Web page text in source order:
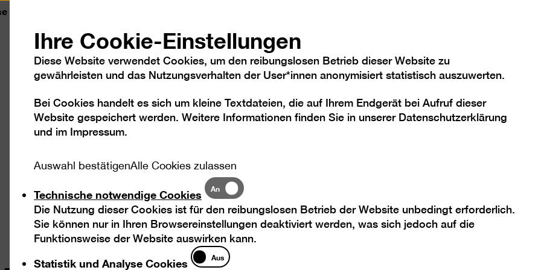
Besuch Ausstellungen Programme Sammlung Berlinische Galerie
Ihre Cookie-Einstellungen
Diese Website verwendet Cookies, um den reibungslosen Betrieb dieser Website zu
gewährleisten und das Nutzungsverhalten der User*innen anonymisiert statistisch auszuwerten.
Bei Cookies handelt es sich um kleine Textdateien, die auf Ihrem Endgerät bei Aufruf dieser
Website gespeichert werden. Weitere Informationen finden Sie in unserer Datenschutzerklärung
und im Impressum.
Auswahl bestätigenAlle Cookies zulassen
Technische notwendige Cookies
Technische
notwendige
Cookies
An
Die Nutzung dieser Cookies ist für den reibungslosen Betrieb der Website unbedingt erforderlich.
Sie können nur in Ihren Browsereinstellungen deaktiviert werden, was sich jedoch auf die
Funktionsweise der Website auswirken kann.
Statistik und Analyse Cookies
Statistik
und
Aus